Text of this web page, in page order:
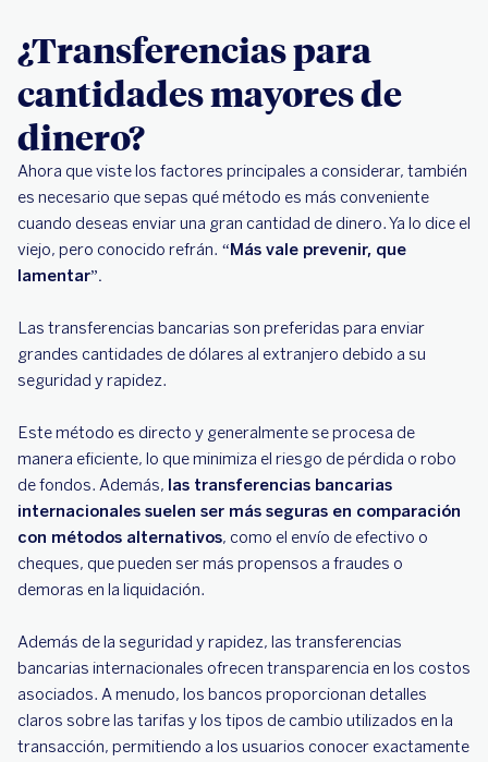
¿Transferencias para
cantidades mayores de
dinero?
Ahora que viste los factores principales a considerar, también
es necesario que sepas qué método es más conveniente
cuando deseas enviar una gran cantidad de dinero. Ya lo dice el
viejo, pero conocido refrán. “Más vale prevenir, que
lamentar”.
Las transferencias bancarias son preferidas para enviar
grandes cantidades de dólares al extranjero debido a su
seguridad y rapidez.
Este método es directo y generalmente se procesa de
manera eficiente, lo que minimiza el riesgo de pérdida o robo
de fondos. Además, las transferencias bancarias
internacionales suelen ser más seguras en comparación
con métodos alternativos, como el envío de efectivo o
cheques, que pueden ser más propensos a fraudes o
demoras en la liquidación.
Además de la seguridad y rapidez, las transferencias
bancarias internacionales ofrecen transparencia en los costos
asociados. A menudo, los bancos proporcionan detalles
claros sobre las tarifas y los tipos de cambio utilizados en la
transacción, permitiendo a los usuarios conocer exactamente